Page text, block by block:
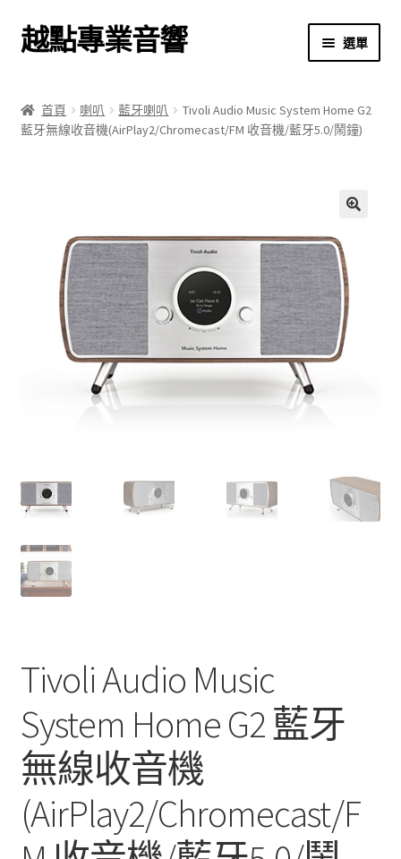
跳
至
覽
列
跳
至
要
內
越點專業音響 選單
商店
購物車
首頁 喇叭 藍牙喇叭
Tivoli Audio Music System Home G2
藍牙無線收音機(AirPlay2/Chromecast/FM 收音機/藍牙5.0/鬧鐘)
Tivoli Audio Music
System Home G2 藍牙
無線收音機
(AirPlay2/Chromecast/F